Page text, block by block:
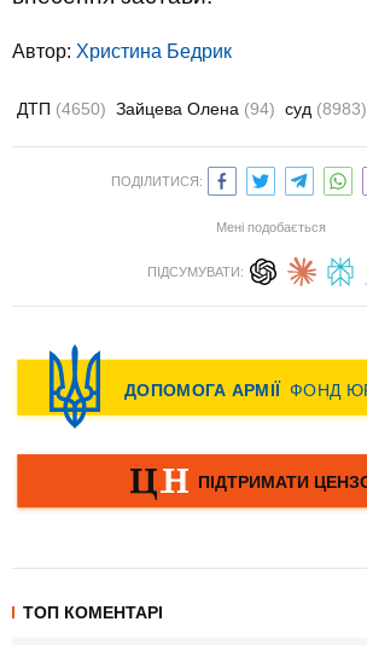
Автор: Христина Бедрик
ДТП (4650) Зайцева Олена (94) суд (8983)
ПОДІЛИТИСЯ:
Мені подобається
ПІДСУМУВАТИ:
ТОП КОМЕНТАРІ